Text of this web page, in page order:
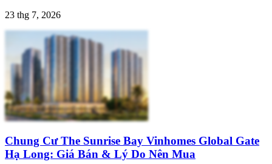
23 thg 7, 2026
Chung Cư The Sunrise Bay Vinhomes Global Gate
Hạ Long: Giá Bán & Lý Do Nên Mua